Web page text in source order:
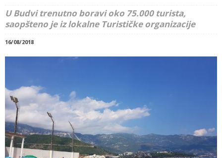
U Budvi trenutno boravi oko 75.000 turista,
saopšteno je iz lokalne Turističke organizacije
16/08/2018